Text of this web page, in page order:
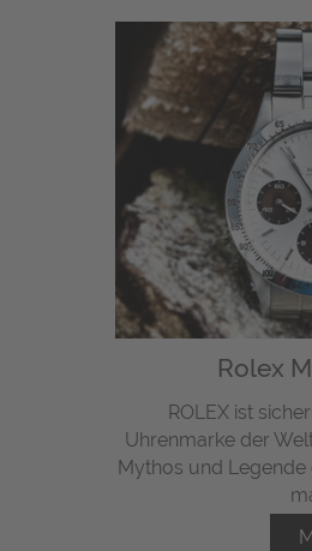
Rolex
ROLEX ist
Uhrenmarke der
Mythos und